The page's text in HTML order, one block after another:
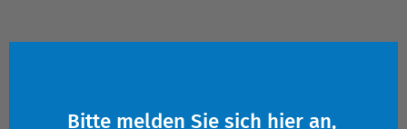
Bitte melden Sie sich hier an,